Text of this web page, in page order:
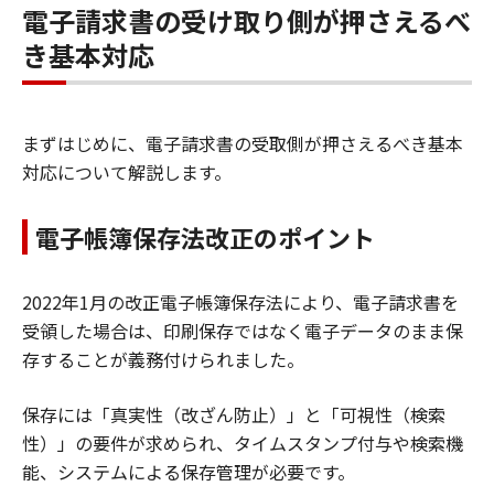
電子請求書の受け取り側が押さえるべ
き基本対応
まずはじめに、電子請求書の受取側が押さえるべき基本
対応について解説します。
電子帳簿保存法改正のポイント
2022年1月の改正電子帳簿保存法により、電子請求書を
受領した場合は、印刷保存ではなく電子データのまま保
存することが義務付けられました。
保存には「真実性（改ざん防止）」と「可視性（検索
性）」の要件が求められ、タイムスタンプ付与や検索機
能、システムによる保存管理が必要です。